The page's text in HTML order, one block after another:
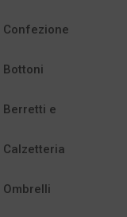
Confezione
Bottoni
Berretti e
Calzetteria
Ombrelli